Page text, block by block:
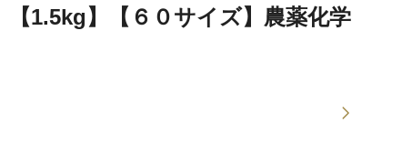
1.5kg】【６０サイズ】農薬化学